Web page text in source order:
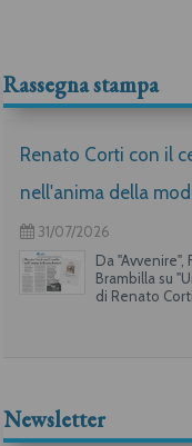
Rassegna stampa
Renato Corti con il
nell'anima della
31/07/2026
Da "Avvenire",
Brambilla su
di Renato Corti
Newsletter